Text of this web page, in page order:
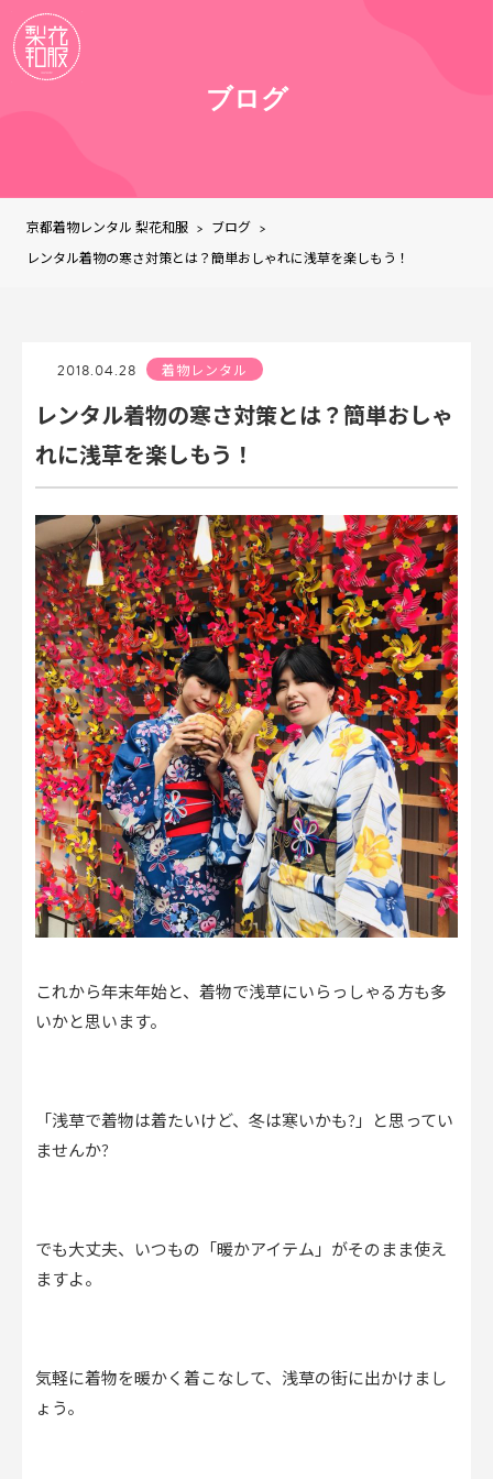
ブログ
京都着物レンタル 梨花和服 > ブログ >
レンタル着物の寒さ対策とは？簡単おしゃれに浅草を楽しもう！
2018.04.28 着物レンタル
レンタル着物の寒さ対策とは？簡単おしゃ
れに浅草を楽しもう！
これから年末年始と、着物で浅草にいらっしゃる方も多
いかと思います。
「浅草で着物は着たいけど、冬は寒いかも?」と思ってい
ませんか?
でも大丈夫、いつもの「暖かアイテム」がそのまま使え
ますよ。
気軽に着物を暖かく着こなして、浅草の街に出かけまし
ょう。